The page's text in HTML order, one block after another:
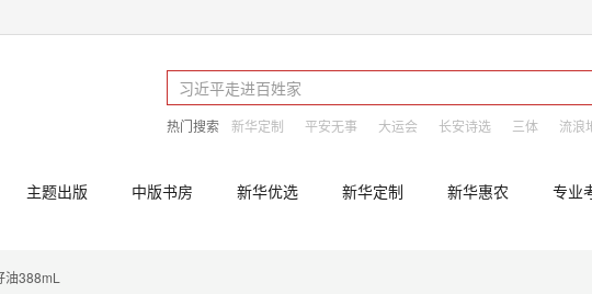
热门搜索 新华定制 平安无事 大运会 长安诗选 三体 流浪
主题出版 中版书房 新华优选 新华定制 新华惠农 专业
388mL